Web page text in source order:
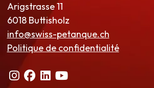
Arigstrasse 11
6018 Buttisholz
info@swiss-petanque.ch
Politique de confidentialité